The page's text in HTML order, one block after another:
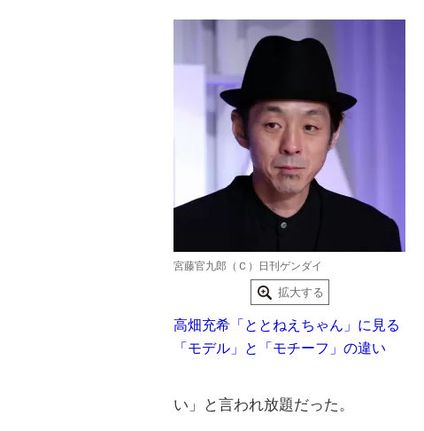
宮藤官九郎（Ｃ）日刊ゲンダイ
拡大する
高畑充希「ととねえちゃん」に見る
「モデル」と「モチーフ」の違い
い」と言われ放題だった。